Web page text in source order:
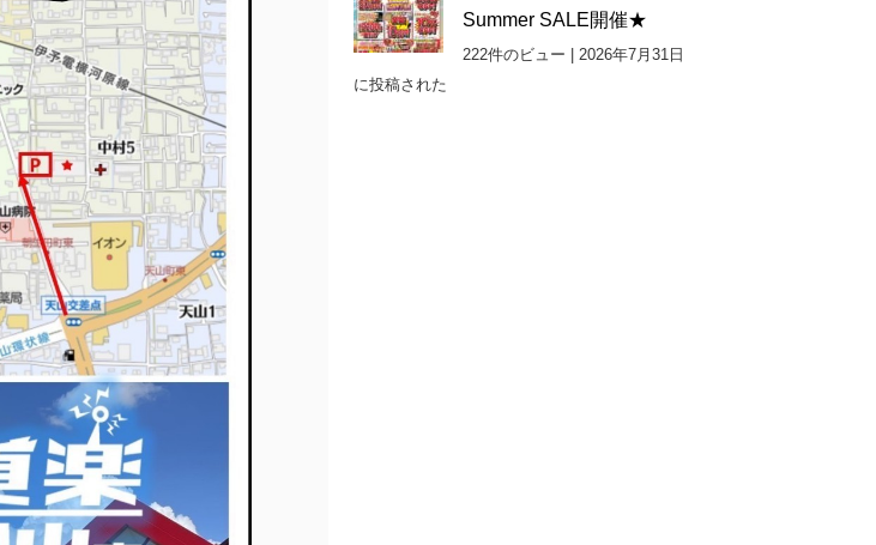
Summer SALE開催★
222件のビュー
2026年7月31日
に投稿された